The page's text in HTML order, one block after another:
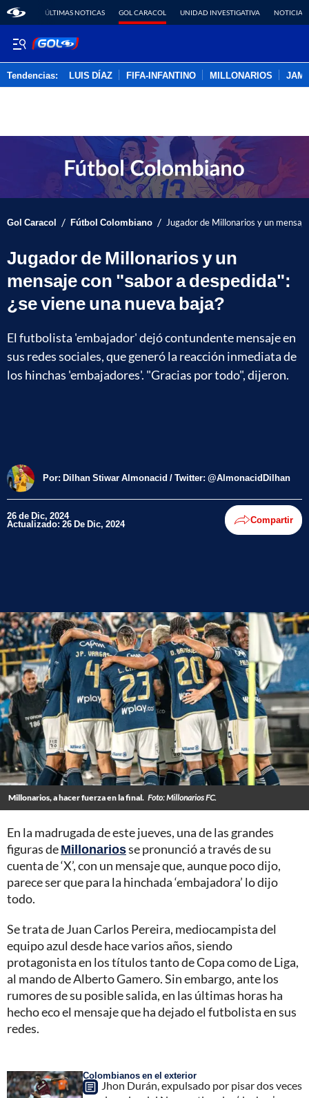
ÚLTIMAS NOTICAS GOL CARACOL UNIDAD INVESTIGATIVA NOTICIAS
Tendencias: LUIS DÍAZ FIFA-INFANTINO MILLONARIOS
Gol Caracol / Fútbol Colombiano / Jugador de Millonarios y un
Jugador de Millonarios y un
mensaje con "sabor a despedida":
¿se viene una nueva baja?
El futbolista 'embajador' dejó contundente mensaje en
sus redes sociales, que generó la reacción inmediata de
los hinchas 'embajadores'. "Gracias por todo", dijeron.
Por: Dilhan Stiwar Almonacid / Twitter: @AlmonacidDilhan
26 de Dic, 2024
Actualizado: 26 De Dic, 2024 Compartir
Millonarios, a hacer fuerza en la final. Foto: Millonarios FC.
En la madrugada de este jueves, una de las grandes
figuras deMillonariosse pronunció a través de su
cuenta de ‘X’, con un mensaje que, aunque poco dijo,
parece ser que para la hinchada ‘embajadora’ lo dijo
todo.
Se trata de Juan Carlos Pereira, mediocampista del
equipo azul desde hace varios años, siendo
protagonista en los títulos tanto de Copa como de Liga,
al mando de Alberto Gamero. Sin embargo, ante los
rumores de su posible salida, en las últimas horas ha
hecho eco el mensaje que ha dejado el futbolista en sus
redes.
Colombianos en el exterior
Jhon Durán, expulsado por pisar dos veces